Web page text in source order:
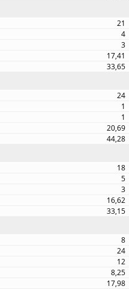
21
4
3
17,41
33,65
24
1
1
20,69
44,28
18
5
3
16,62
33,15
8
24
12
8,25
17,98